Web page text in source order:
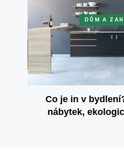
DŮM A
Co je in v
nábytek,